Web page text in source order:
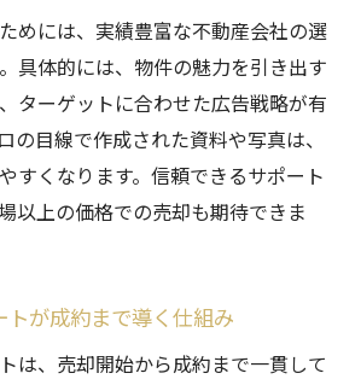
めには、実績豊富な不動産会社の選
具体的には、物件の魅力を引き出す
ターゲットに合わせた広告戦略が有
の目線で作成された資料や写真は、
すくなります。信頼できるサポート
以上の価格での売却も期待できま
が成約まで導く仕組み
は、売却開始から成約まで一貫して